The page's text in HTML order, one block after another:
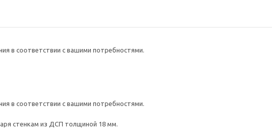
в соответствии с вашими потребностями.
в соответствии с вашими потребностями.
стенкам из ДСП толщиной 18 мм.